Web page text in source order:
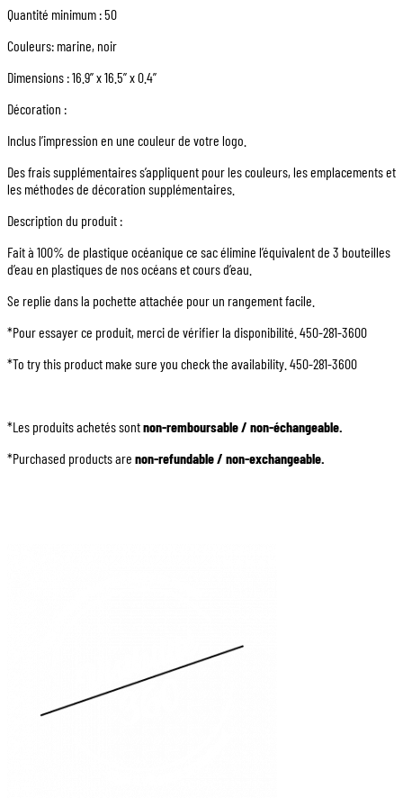
Quantité minimum : 50
Couleurs: marine, noir
Dimensions : 16.9’’ x 16.5’’ x 0.4’’
Décoration :
Inclus l’impression en une couleur de votre logo.
Des frais supplémentaires s’appliquent pour les couleurs, les emplacements et
les méthodes de décoration supplémentaires.
Description du produit :
Fait à 100% de plastique océanique ce sac élimine l’équivalent de 3 bouteilles
d’eau en plastiques de nos océans et cours d’eau.
Se replie dans la pochette attachée pour un rangement facile.
*Pour essayer ce produit, merci de vérifier la disponibilité. 450-281-3600
*To try this product make sure you check the availability. 450-281-3600
*Les produits achetés sontnon-remboursable / non-échangeable.
*Purchased products are non-refundable / non-exchangeable.